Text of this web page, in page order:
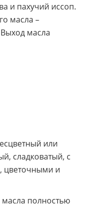
и пахучий иссоп.
масла –
масла
или
сладковатый, с
цветочными и
полностью